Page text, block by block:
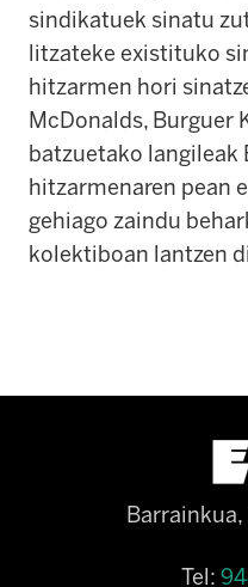
sindikatuek sinatu
litzateke existituko
hitzarmen hori
McDonalds, Burguer
batzuetako langileak
hitzarmenaren pean
gehiago zaindu
kolektiboan lantzen
Tel: